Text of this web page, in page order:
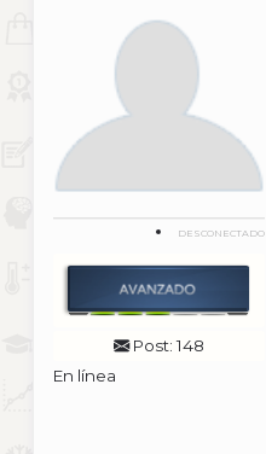
DESCONECTADO
Post: 148
En línea